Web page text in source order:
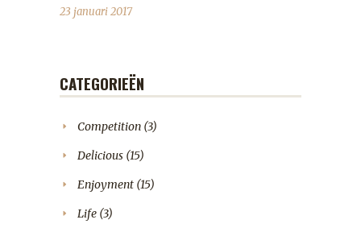
23 januari 2017
CATEGORIEËN
Competition (3)
Delicious (15)
Enjoyment (15)
Life (3)